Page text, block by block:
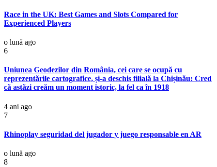
Race in the UK: Best Games and Slots Compared for
Experienced Players
o lună ago
6
Uniunea Geodezilor din România, cei care se ocupă cu
reprezentările cartografice, și-a deschis filială la Chișinău: Cred
că astăzi creăm un moment istoric, la fel ca în 1918
4 ani ago
7
Rhinoplay seguridad del jugador y juego responsable en AR
o lună ago
8